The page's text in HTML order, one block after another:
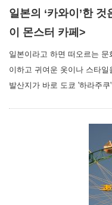
일본의 ‘카와이’한
이 몬스터 카페>
일본이라고 하면 떠오르는
이하고 귀여운 옷이나 스타
발산지가 바로 도쿄 '하라주